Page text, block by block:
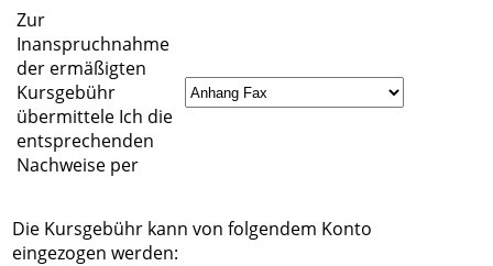
Zur
Inanspruchnahme
der ermäßigten
Kursgebühr
übermittele Ich die
entsprechenden
Nachweise per
Die Kursgebühr kann von folgendem Konto
eingezogen werden: